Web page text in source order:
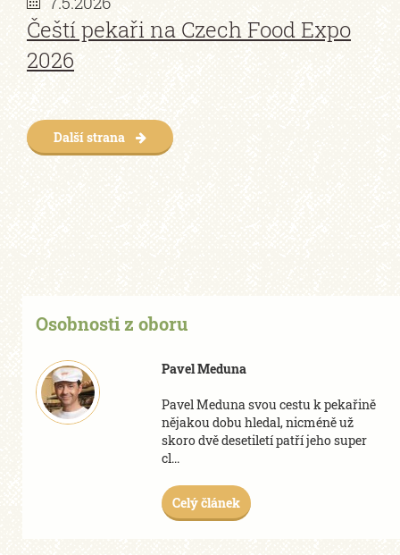
Čeští pekaři na Czech Food Expo
2026
Další strana
Osobnosti z oboru
Pavel Meduna
Pavel Meduna svou cestu k pekařině
nějakou dobu hledal, nicméně už
skoro dvě desetiletí patří jehosuper
cl...
Celý článek